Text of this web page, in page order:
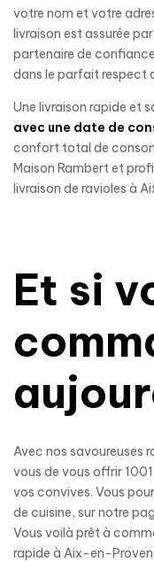
votre nom et votre
livraison est assurée
partenaire de
dans le parfait respect
Une livraison rapide et
avec une date de
confort total de
Maison Rambert et
livraison de ravioles à
Et si
Avec nos savoureuses
vous de vous offrir
vos convives. Vous
de cuisine, sur notre
Vous voilà prêt à
rapide à Aix-en-